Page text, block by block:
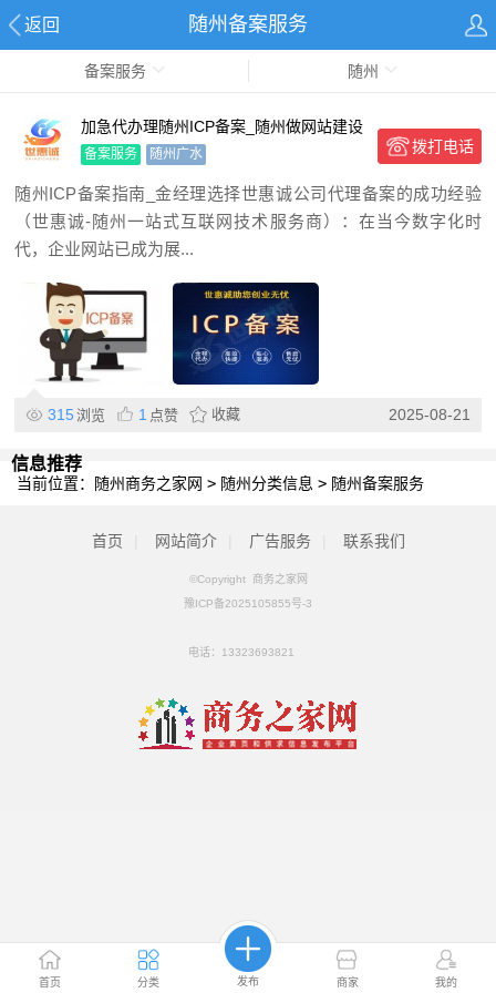
返回 随州备案服务
首页 分类 发布 商家 我的
备案服务 随州
加急代办理随州ICP备案_随州做网站建设
备案的公司
备案服务 随州广水 拨打电话
随州ICP备案指南_金经理选择世惠诚公司代理备案的成功经验
（世惠诚-随州一站式互联网技术服务商）：在当今数字化时
代，企业网站已成为展...
315 浏览 1 点赞 收藏 2025-08-21
信息推荐
当前位置： 随州商务之家网 > 随州分类信息 > 随州备案服务
首页 网站简介 广告服务 联系我们
©Copyright 商务之家网
豫ICP备2025105855号-3
电话： 13323693821